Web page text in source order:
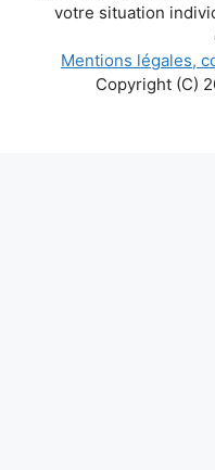
votre situation
Mentions légales,
Copyright (C)